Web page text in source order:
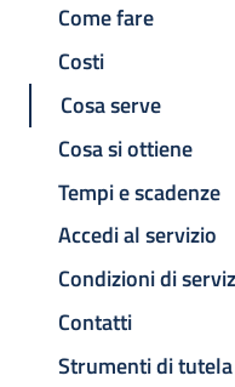
Come fare
Costi
Cosa serve
Cosa si ottiene
Tempi e scadenze
Accedi al servizio
Condizioni di
Contatti
Strumenti di tutela